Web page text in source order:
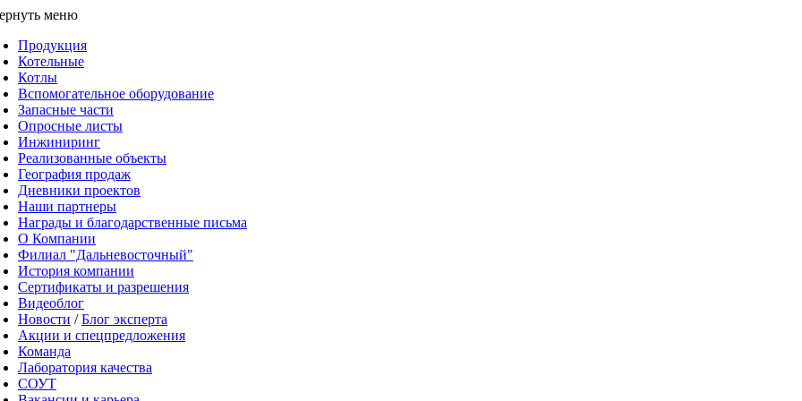
меню
Продукция
Котельные
Котлы
Вспомогательное оборудование
Запасные части
Опросные листы
Инжиниринг
Реализованные объекты
География продаж
Дневники проектов
Наши партнеры
Награды и благодарственные письма
О Компании
Филиал "Дальневосточный"
История компании
Сертификаты и разрешения
Видеоблог
Новости /Блог эксперта
Акции и спецпредложения
Команда
Лаборатория качества
СОУТ